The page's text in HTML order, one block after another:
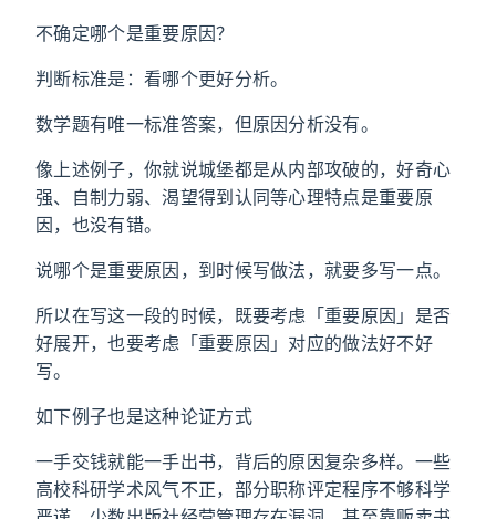
不确定哪个是重要原因？
判断标准是：看哪个更好分析。
数学题有唯一标准答案，但原因分析没有。
像上述例子，你就说城堡都是从内部攻破的，好奇心
强、自制力弱、渴望得到认同等心理特点是重要原
因，也没有错。
说哪个是重要原因，到时候写做法，就要多写一点。
所以在写这一段的时候，既要考虑「重要原因」是否
好展开，也要考虑「重要原因」对应的做法好不好
写。
如下例子也是这种论证方式
一手交钱就能一手出书，背后的原因复杂多样。一些
高校科研学术风气不正，部分职称评定程序不够科学